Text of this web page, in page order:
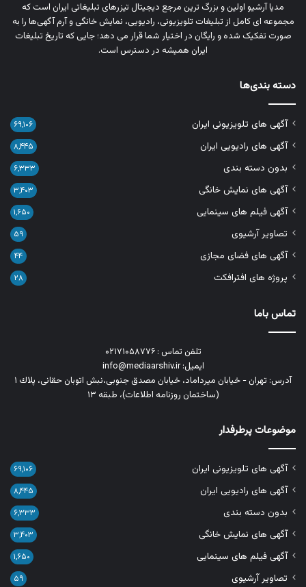
مدیا آرشیو اولین و بزرگ‌ ترین مرجع دیجیتال تیزرهای تبلیغاتی ایران است که
مجموعه‌ ای کامل از تبلیغات تلویزیونی، رادیویی، نمایش خانگی و آرم‌ آگهی‌ها را به‌
صورت تفکیک‌ شده و رایگان در اختیار شما قرار می‌ دهد؛ جایی که تاریخ تبلیغات
ایران همیشه در دسترس است.
دسته بندی‌ها
آگهی های تلویزیونی ایران ۶۹,۱۰۶
آگهی های رادیویی ایران ۸,۴۴۵
بدون دسته بندی ۶,۳۳۳
آگهی های نمایش خانگی ۳,۴۰۳
آگهی فیلم های سینمایی ۱,۶۵۰
تصاویر آرشیوی ۵۹
آگهی های فضای مجازی ۴۴
پروژه های افترافکت ۲۸
تماس باما
تلفن تماس : ۰۲۱۷۱۰۵۸۷۷۶
ایمیل: info@mediaarshiv.ir
آدرس: تهران - خیابان میرداماد، خیابان مصدق جنوبی،نبش اتوبان حقانی، پلاك ١
(ساختمان روزنامه اطلاعات)، طبقه ۱۳
موضوعات پرطرفدار
آگهی های تلویزیونی ایران ۶۹,۱۰۶
آگهی های رادیویی ایران ۸,۴۴۵
بدون دسته بندی ۶,۳۳۳
آگهی های نمایش خانگی ۳,۴۰۳
آگهی فیلم های سینمایی ۱,۶۵۰
تصاویر آرشیوی ۵۹